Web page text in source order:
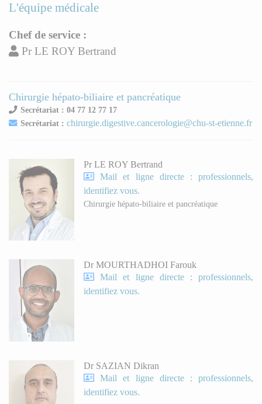
L'équipe médicale
Chef de service :
Pr LE ROY Bertrand
Chirurgie hépato-biliaire et pancréatique
Secrétariat : 04 77 12 77 17
Secrétariat :chirurgie.digestive.cancerologie@chu-st-etienne.fr
Pr LE ROY Bertrand
Mail et ligne directe : professionnels,
identifiez vous.
Chirurgie hépato-biliaire et pancréatique
Dr MOURTHADHOI Farouk
Mail et ligne directe : professionnels,
identifiez vous.
Dr SAZIAN Dikran
Mail et ligne directe : professionnels,
identifiez vous.